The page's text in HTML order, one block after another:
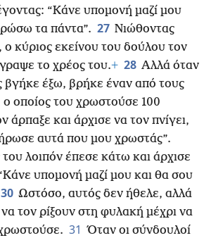
“Κάνε υπομονή μαζί μου
τα πάντα”. 27 Νιώθοντας
ο κύριος εκείνου του δούλου τον
το χρέος του.+ 28 Αλλά όταν
βγήκε έξω, βρήκε έναν από τους
οποίος του χρωστούσε 100
άρπαξε και άρχισε να τον πνίγει,
αυτά που μου χρωστάς”.
λοιπόν έπεσε κάτω και άρχισε
υπομονή μαζί μου και θα σου
30 Ωστόσο, αυτός δεν ήθελε, αλλά
τον ρίξουν στη φυλακή μέχρι να
31 Όταν οι σύνδουλοί